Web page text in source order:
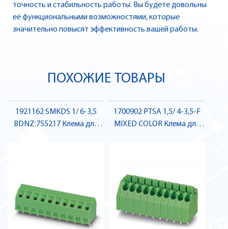
точность и стабильность работы. Вы будете довольны
её функциональными возможностями, которые
значительно повысят эффективность вашей работы.
ПОХОЖИЕ ТОВАРЫ
1921162 SMKDS 1/ 6-3,5
BDNZ:755217 Клема для
1700902 PTSA 1,5/ 4-3,5-F
MIXED COLOR Клема для